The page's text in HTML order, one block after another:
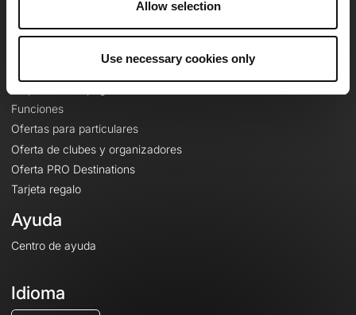
Allow selection
Use necessary cookies only
Le Mag'
Funciones
Ofertas para particulares
Oferta de clubes y organizadores
Oferta PRO Destinations
Tarjeta regalo
Ayuda
Centro de ayuda
Idioma